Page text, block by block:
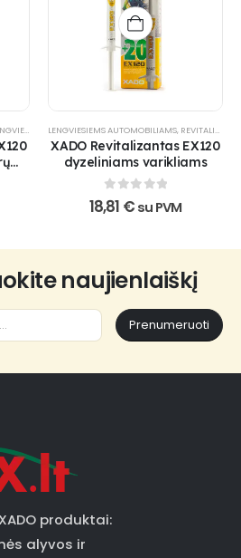
AUTOMOBILIAMS ,REVITALIZANTAI,
LENGVIESIEMS AUTOMOBILIAMS, REVITALIZANTAI
XADO Revitalizantas EX120
dyzeliniams varikliams
0out of 5
18,81 € su PVM
naujienlaiškį
Prenumeruoti
produktai:
alyvos ir